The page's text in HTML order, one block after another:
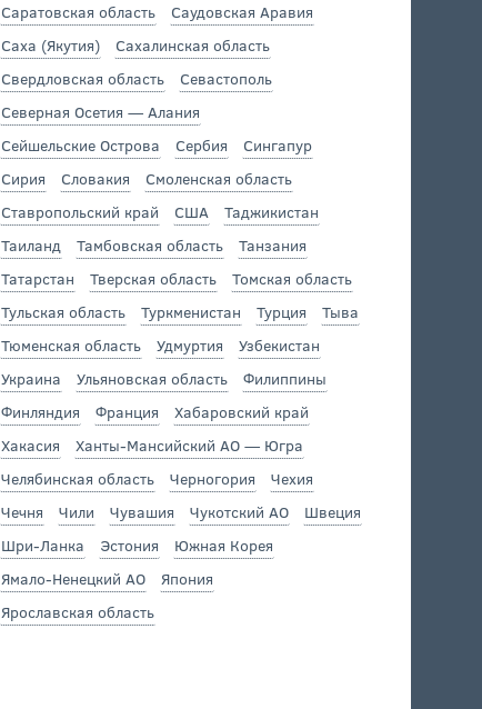
Саратовская область
Саудовская Аравия
Саха (Якутия)
Сахалинская область
Свердловская область
Севастополь
Северная Осетия — Алания
Сейшельские Острова
Сербия
Сингапур
Сирия
Словакия
Смоленская область
Ставропольский край
США
Таджикистан
Таиланд
Тамбовская область
Танзания
Татарстан
Тверская область
Томская область
Тульская область
Туркменистан Турция
Тыва
Тюменская область
Удмуртия
Узбекистан
Украина
Ульяновская область
Филиппины
Финляндия
Франция
Хабаровский край
Хакасия
Ханты-Мансийский АО — Югра
Челябинская область
Черногория
Чехия
Чечня
Чили Чувашия Чукотский АО
Швеция
Шри-Ланка
Эстония
Южная Корея
Ямало-Ненецкий АО
Япония
Ярославская область